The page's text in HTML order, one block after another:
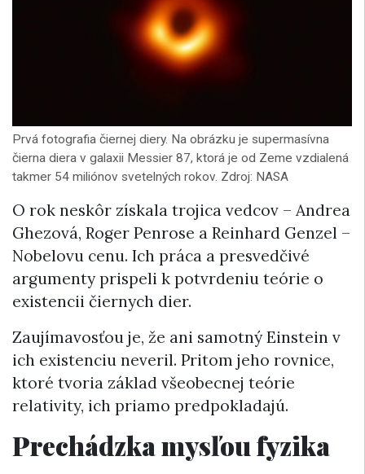
Prvá fotografia čiernej diery. Na obrázku je supermasívna
čierna diera v galaxii Messier 87, ktorá je od Zeme vzdialená
takmer 54 miliónov svetelných rokov. Zdroj: NASA
O rok neskôr získala trojica vedcov –⁠⁠⁠⁠⁠ Andrea
Ghezová, Roger Penrose a Reinhard Genzel –
Nobelovu cenu. Ich práca a presvedčivé
argumenty prispeli k potvrdeniu teórie o
existencii čiernych dier.
Zaujímavosťou je, že ani samotný Einstein v
ich existenciu neveril. Pritom jeho rovnice,
ktoré tvoria základ všeobecnej teórie
relativity, ich priamo predpokladajú.
Prechádzka mysľou fyzika